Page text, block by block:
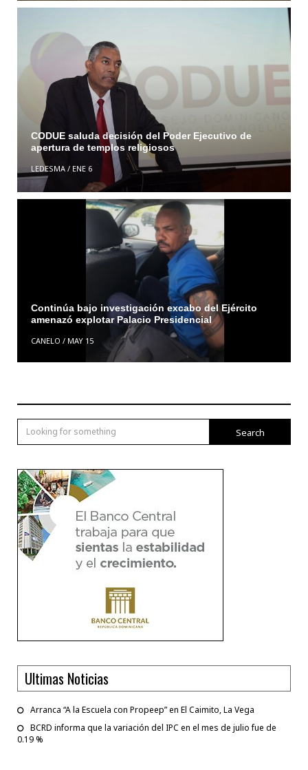
CODUE saluda decisión del Poder Ejecutivo de
apertura de templos religiosos
LEDESMA/ ENE 6
Continúa bajo investigación excabo del Ejército
amenazó explotar Palacio Presidencial
CANELO / MAY 15
Search
Ultimas Noticias
Arranca “A la Escuela con Propeep” en El Caimito, La Vega
BCRD informa que la variación del IPC en el mes de julio fue de
0.19 %